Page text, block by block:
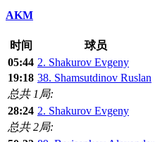
AKM
时间 球员
05:44 2. Shakurov Evgeny
19:18 38. Shamsutdinov Ruslan
总共 1局:
28:24 2. Shakurov Evgeny
总共 2局: